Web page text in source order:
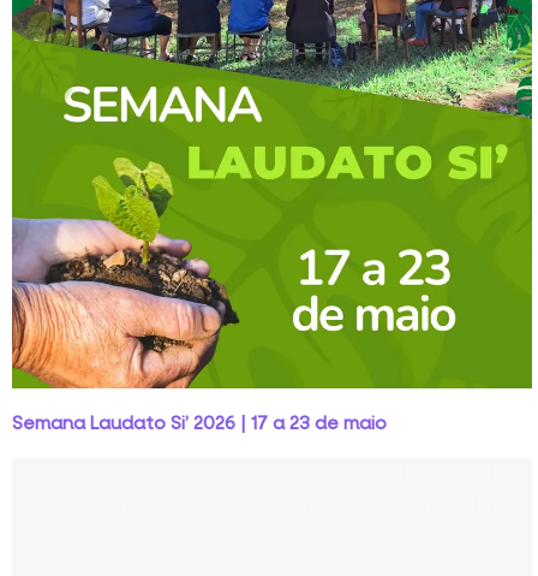
Semana Laudato Si’ 2026 | 17 a 23 de maio